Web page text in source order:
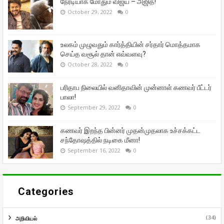
October 29, 2022 0
உலகம் முழுவதும் கார்த்தியின் சர்தார் மொத்தமாக
செய்த வசூல் தான் எவ்வளவு?
October 28, 2022 0
பரிதாப நிலையில் வனிதாவின் முன்னாள் கணவர் பீட்டர்
பாலா!
September 29, 2022 0
கணவர் இறந்த பின்னர் முதன்முதலாக உச்சக்கட்ட
சந்தோஷத்தில் நடிகை மீனா!
September 16, 2022 0
Categories
அறிவியல் (34)